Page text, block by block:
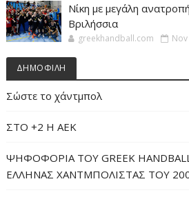
Νίκη με μεγάλη
Βριλήσσια
greekhandball.com
ΔΗΜΟΦΙΛΗ
Σώστε το χάντμπολ
ΣΤΟ +2 Η ΑΕΚ
ΨΗΦΟΦΟΡΙΑ ΤΟΥ GREEK
ΕΛΛΗΝΑΣ ΧΑΝΤΜΠΟΛΙΣΤΑΣ ΤΟΥ